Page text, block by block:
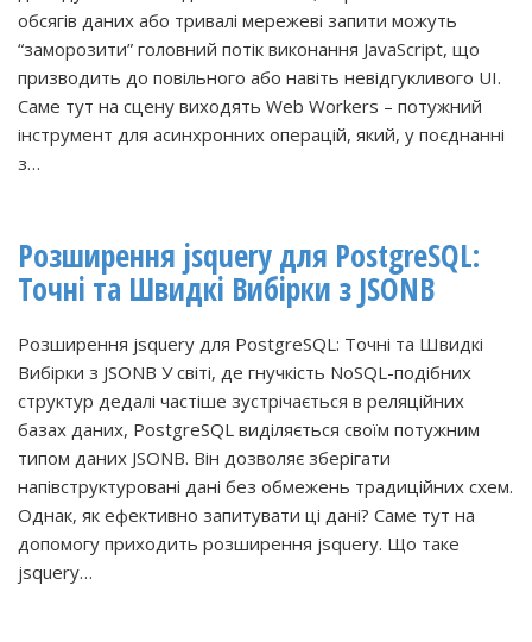
обсягів даних або тривалі мережеві запити можуть
“заморозити” головний потік виконання JavaScript, що
призводить до повільного або навіть невідгукливого UI.
Саме тут на сцену виходять Web Workers – потужний
інструмент для асинхронних операцій, який, у поєднанні
з…
Розширення jsquery для PostgreSQL:
Точні та Швидкі Вибірки з JSONB
Розширення jsquery для PostgreSQL: Точні та Швидкі
Вибірки з JSONB У світі, де гнучкість NoSQL-подібних
структур дедалі частіше зустрічається в реляційних
базах даних, PostgreSQL виділяється своїм потужним
типом даних JSONB. Він дозволяє зберігати
напівструктуровані дані без обмежень традиційних схем.
Однак, як ефективно запитувати ці дані? Саме тут на
допомогу приходить розширення jsquery. Що таке
jsquery…